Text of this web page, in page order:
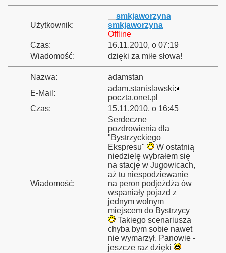
Użytkownik:
smkjaworzyna
Offline
Czas:
16.11.2010, o 07:19
Wiadomość:
dzięki za miłe słowa!
Nazwa:
adamstan
E-Mail:
adam.stanislawski
poczta.onet.pl
Czas:
15.11.2010, o 16:45
Wiadomość:
Serdeczne
pozdrowienia dla
"Bystrzyckiego
Ekspresu"
W ostatnią
niedzielę wybrałem się
na stację w Jugowicach,
aż tu niespodziewanie
na peron podjeżdża ów
wspaniały pojazd z
jednym wolnym
miejscem do Bystrzycy
Takiego scenariusza
chyba bym sobie nawet
nie wymarzył. Panowie -
jeszcze raz dzięki
Muzeum Wojska w Białymstoku
2009"